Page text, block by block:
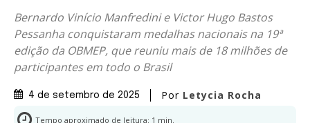
Bernardo Vinício Manfredini e Victor Hugo Bastos
Pessanha conquistaram medalhas nacionais na 19ª
edição da OBMEP, que reuniu mais de 18 milhões de
participantes em todo o Brasil
4 de setembro de 2025 Por Letycia Rocha
Tempo aproximado de leitura: 1 min.